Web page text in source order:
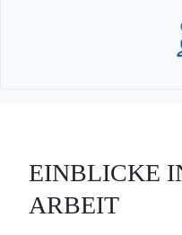
EINBLICKE
ARBEIT